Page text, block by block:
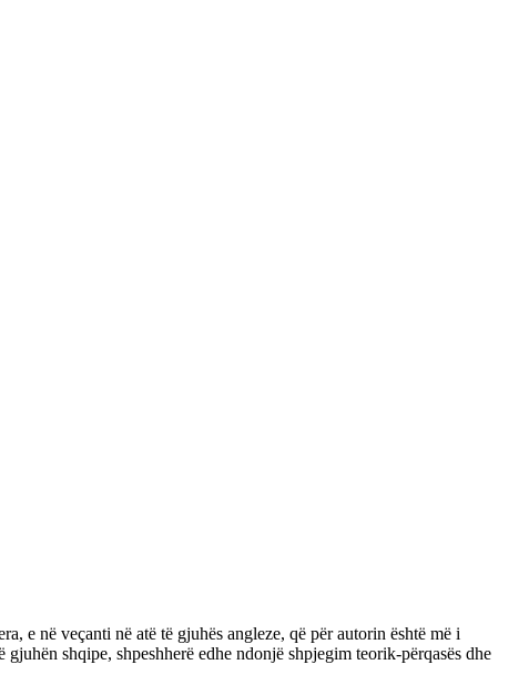
e në veçanti në atë të gjuhës angleze, që për autorin është më i
shqipe, shpeshherë edhe ndonjë shpjegim teorik-përqasës dhe